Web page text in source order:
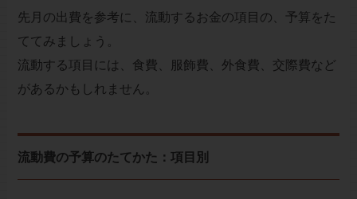
先月の出費を参考に、流動するお金の項目の、予算をた
ててみましょう。
流動する項目には、食費、服飾費、外食費、交際費など
があるかもしれません。
流動費の予算のたてかた：項目別